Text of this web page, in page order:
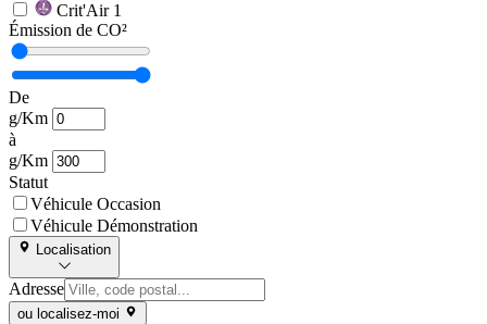
Crit'Air 1
Émission de CO²
De
g/Km
à
g/Km
Statut
Véhicule Occasion
Véhicule Démonstration
Localisation
Adresse
ou localisez-moi